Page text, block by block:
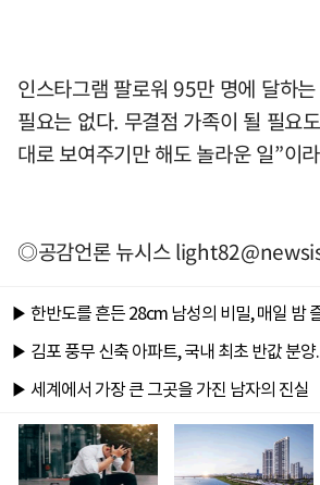
인스타그램 팔로워 95만 명에 달하
필요는 없다. 무결점 가족이 될 필요
대로 보여주기만 해도 놀라운 일”이
◎공감언론 뉴시스